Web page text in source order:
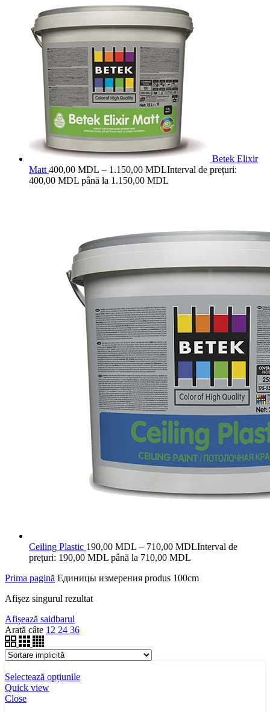
Betek Elixir
Matt 400,00 MDL – 1.150,00 MDLInterval de prețuri:
400,00 MDL până la 1.150,00 MDL
Ceiling Plastic 190,00 MDL – 710,00 MDLInterval de
prețuri: 190,00 MDL până la 710,00 MDL
Prima pagină Единицы измерения produs 100cm
Afișez singurul rezultat
Afișează saidbarul
Arată câte 12 24 36
Selectează opțiunile
Quick view
Close